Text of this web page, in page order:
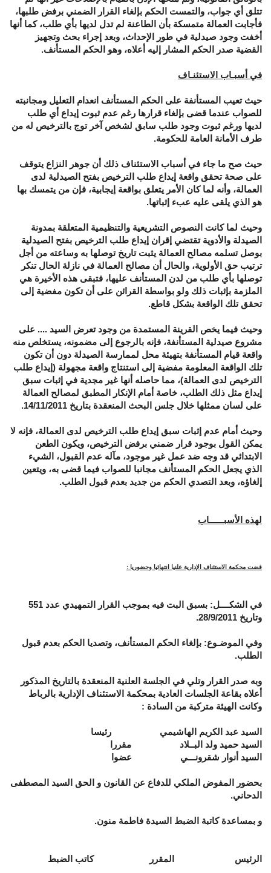
تتلق أي جواب، والتمست الحكم بإلغاء القرار الضمني برفض طلبها،
فأجابت العمالة متمسكة بأن الطاعنة لم تدل لديها بأي طلب، كما أنها
أخفت وجود صيدلية في طور الإحداث، وبعد إجراء بحث وتجهيز
القضية صدر الحكم المشار إليه أعلاه، وهو الحكم المستأنف.
في أسبـاب الاستئنـاف
حيث تعيب المستأنفة على الحكم المستأنف انعدام التعليل ومجانبته
للصواب عندما قضى بإلغاء قرارها رغم عدم ثبوت إيداع أي طلب
لديها ورغم ثبوت وجود طلب سابق لشخص آخر توج بالترخيص له من
طرف الأمانة العامة للحكومة.
حيث صح ما جاء في أسباب الاستئناف ذلك أن جوهر النزاع يتوقف
على صحة تحقق واقعة إيداع طلب الترخيص بفتح الصيدلية لدى
العمالة، وأنه لما كان الأمر يتعلق بواقعة إيجابية، فإن من يتمسك بها
هو الذي يلقى عليه عبء إثباتها.
وحيث لما كانت النصوص التشريعية والتنظيمية المتعلقة بمدونة
الصيدلة والأدوية تقتضي إقران إيداع طلب الترخيص بفتح الصيدلية
بوصل تسلمه مصالح العمالة يثبت تاريخ توصلها به وساعته من أجل
ترتيب حق الأولوية، والحال أن مصالح العمالة في نازلة الحال تنكر
توصلها بأي طلب من لدن المستأنف عليها، فتبقى هذه الأخيرة هي
الملزمة بإثبات ذلك ولو بواسطة القرائن على أن تكون مفضية إلى
تحقق تلك الواقعة بشكل قاطع.
وحيث فيما يخص القرينة المستمدة من وجود تعرض السيد .... على
مشروع صيدلية المستأنفة، فإنه بالرجوع إلى مضمونه، يستخلص منه
واقعة قيام المستأنفة بتهيئة محل لممارسة الصيدلة دون أن تكون
تلك الواقعة المعلومة مفضية إلى استنتاج واقعة مجهولة (إيداع طلب
الترخيص لدى العمالة)، مما حاصله أنها غير مجدية في إثبات سبق
إيداع مثل ذلك الطلب، خاصة أمام الإنكار المطبق لمصالح العمالة
على لسان ممثلها خلال جلس البحث المنعقدة بتاريخ 14/11/2011.
وحيث أمام عدم إثبات سبق إيداع طلب الترخيص لدى العمالة، فإنه لا
يمكن القول بوجود قرار ضمني برفض الترخيص، ويكون الطعن
الابتدائي قد وجه ضد عمل غير موجود، مآله عدم القبول، الشيء
الذي يجعل الحكم المستأنف مجانبا للصواب فيما قضى به، ويتعين
إلغاؤه، وبعد التصدي الحكم من جديد بعدم قبول الطلب.
لهذه الأسبــــــاب
قضت محكمة الاستئناف الإدارية علنيا انتهائيا وحضوريا :
في الشكــــل:
بسبق البت فيه بموجب القرار التمهيدي عدد 551
وتاريخ 28/9/2011.
وفي الموضـوع: بإلغاء الحكم المستأنف، وتصديا الحكم بعدم قبول
الطلب.
وبه صدر القرار وتلي في الجلسة العلنية المنعقدة بالتاريخ المذكور
أعلاه بقاعة الجلسات العادية بمحكمة الاستئناف الإدارية بالرباط
وكانت الهيئة متركبة من السادة :
السيد عبد الكريم الهاشيمي رئيسا
السيد حميد ولد البــلاد مقررا
السيد أنوار شقرونـــي عضوا
بحضور المفوض الملكي للدفاع عن القانون و الحق السيد المصطفى
الدحاني.
و بمساعدة كاتبة الضبط السيدة فاطمة منون.
الرئيس المقرر كاتب الضبط